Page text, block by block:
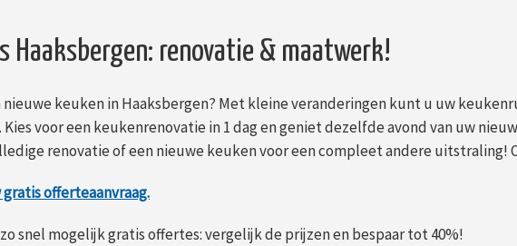
Haaksbergen: renovatie & maatwerk!
nieuwe keuken in Haaksbergen? Met kleine veranderingen kunt u uw
Kies voor een keukenrenovatie in 1 dag en geniet dezelfde avond van uw
renovatie of een nieuwe keuken voor een compleet andere uitstraling!
offerteaanvraag.
snel mogelijk gratis offertes: vergelijk de prijzen en bespaar tot 40%!